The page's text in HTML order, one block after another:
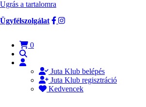
Ugrás a tartalomra
Ügyfélszolgálat
0
Juta Klub belépés
Juta Klub regisztráció
Kedvencek